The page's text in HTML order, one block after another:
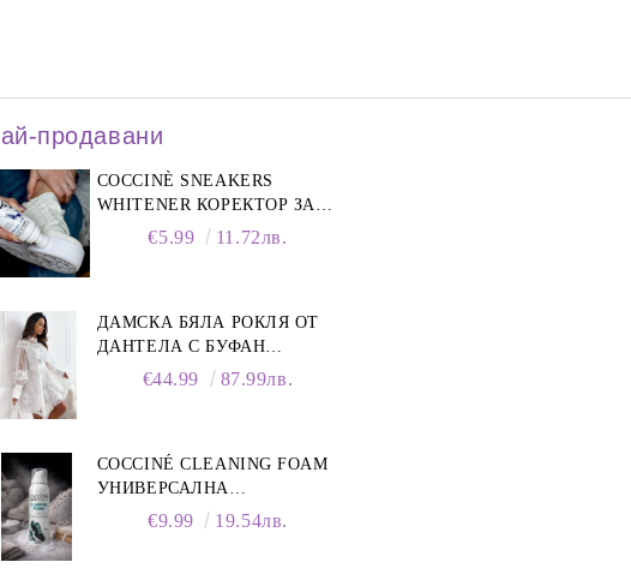
продавани
COCCINÈ SNEAKERS
WHITENER КОРЕКТОР ЗА
БЕЛИ МАРАТОНКИ, 75 ML
€5.99 11.72лв.
ДАМСКА БЯЛА РОКЛЯ ОТ
ДАНТЕЛА С БУФАН
РЪКАВИ И ЯКА
€44.99 87.99лв.
COCCINÉ CLEANING FOAM
УНИВЕРСАЛНА
ПОЧИСТВАЩА ПЯНА ЗА
€9.99 19.54лв.